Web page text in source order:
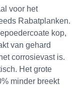
voor het
Rabatplanken.
kop,
van gehard
corrosievast is.
Het grote
minder breekt